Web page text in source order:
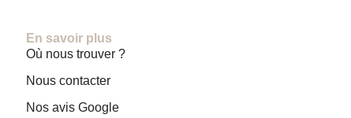
En savoir plus
Où nous trouver ?
Nous contacter
Nos avis Google